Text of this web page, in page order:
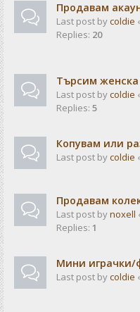
Продавам
Last post bycoldie
Replies: 20
Търсим
Last post bycoldie
Replies: 5
Копувам или
Last post bycoldie
Продавам
Last post bynoxell
Replies: 1
Мини играчки/
Last post bycoldie